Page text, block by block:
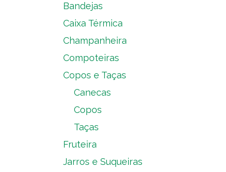
Bandejas
Caixa Térmica
Champanheira
Compoteiras
Copos e Taças
Canecas
Copos
Taças
Fruteira
Jarros e Suqueiras